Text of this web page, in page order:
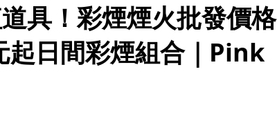
具！彩煙煙火批發價格
起日間彩煙組合｜Pink